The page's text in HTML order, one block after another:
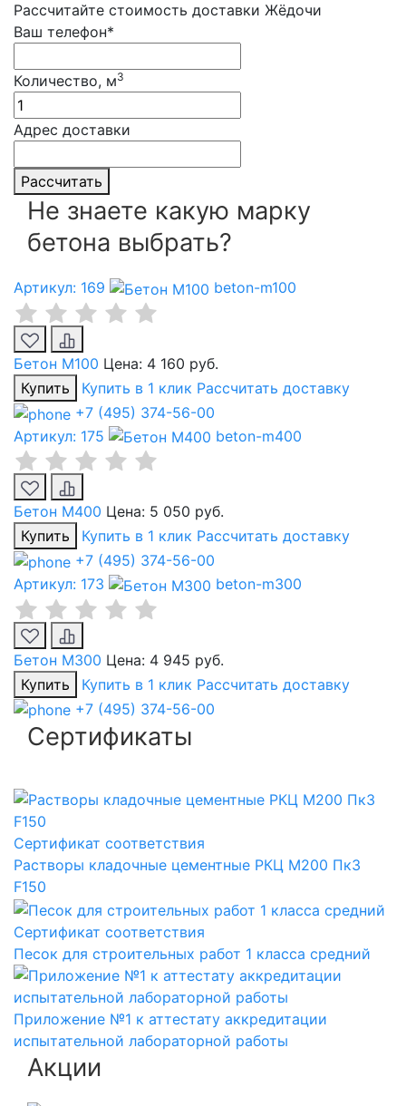
Рассчитайте стоимость доставки Жёдочи
Ваш телефон*
Количество, м3
Адрес доставки
Рассчитать
Не знаете какую марку
бетона выбрать?
Артикул: 169 beton-m100
Бетон М100 Цена: 4 160 руб.
Купить
Купить в 1 клик Рассчитать доставку
+7 (495) 374-56-00
Артикул: 175
beton-m400
Бетон М400 Цена: 5 050 руб.
Купить
Купить в 1 клик Рассчитать доставку
+7 (495) 374-56-00
Артикул: 173
beton-m300
Бетон М300 Цена: 4 945 руб.
Купить
Купить в 1 клик Рассчитать доставку
+7 (495) 374-56-00
Сертификаты
Сертификат соответствия
Растворы кладочные цементные РКЦ М200 Пк3
F150
Сертификат соответствия
Песок для строительных работ 1 класса средний
Приложение №1 к аттестату аккредитации
испытательной лабораторной работы
Акции